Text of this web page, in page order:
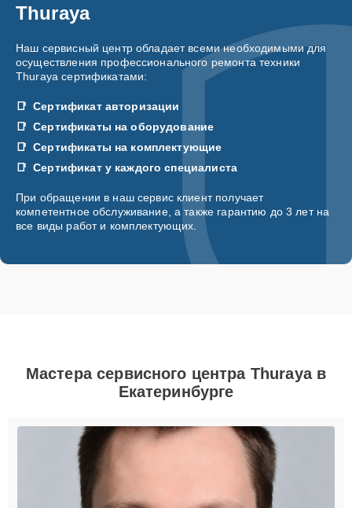
Thuraya
Наш сервисный центр обладает всеми необходимыми для
осуществления профессионального ремонта техники
Thuraya сертификатами:
Сертификат авторизации
Сертификаты на оборудование
Сертификаты на комплектующие
Сертификат у каждого специалиста
При обращении в наш сервис клиент получает
компетентное обслуживание, а также гарантию до 3 лет на
все виды работ и комплектующих.
Мастера сервисного центра Thuraya в
Екатеринбурге